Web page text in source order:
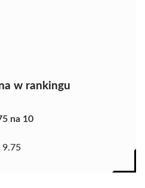
w rankingu
na 10
9.75